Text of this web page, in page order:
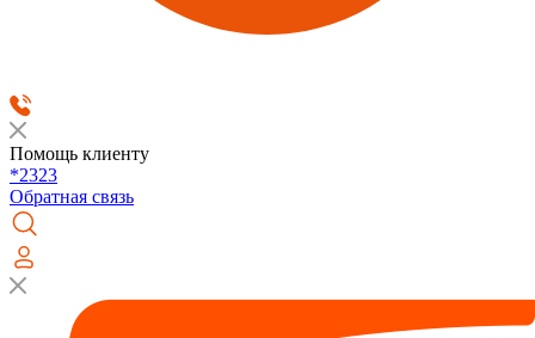
Помощь клиенту
*2323
Обратная связь